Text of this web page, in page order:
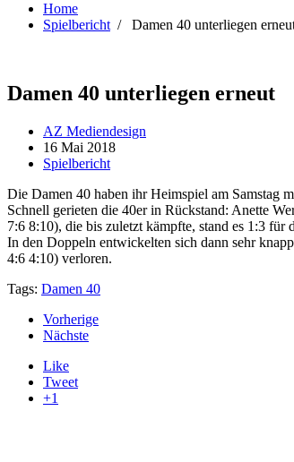
Home
Spielbericht / Damen 40 unterliegen
Damen 40 unterliegen erneut
AZ Mediendesign
16 Mai 2018
Spielbericht
Die Damen 40 haben ihr Heimspiel am Samstag
Schnell gerieten die 40er in Rückstand: Anette
7:6 8:10), die bis zuletzt kämpfte, stand es 1:3 für
In den Doppeln entwickelten sich dann sehr
4:6 4:10) verloren.
Tags: Damen 40
Vorherige
Nächste
Like
Tweet
+1